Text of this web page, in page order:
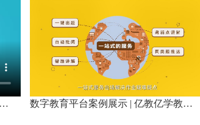
创新教育平台形象展示 | 湖南创数教育平台宣传展示 MG动画风格 数字教育平台案例展示 | 亿教亿学教育平台 MG宣传动画